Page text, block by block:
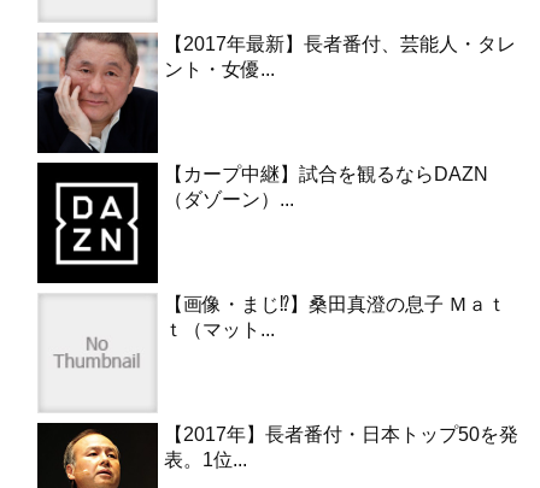
【2017年最新】長者番付、芸能人・タレ
ント・女優...
【カープ中継】試合を観るならDAZN
（ダゾーン）...
【画像・まじ⁉︎】桑田真澄の息子 Ｍａｔ
ｔ（マット...
【2017年】長者番付・日本トップ50を発
表。1位...